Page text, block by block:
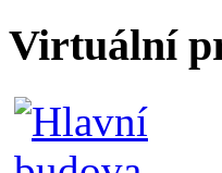
Virtuální